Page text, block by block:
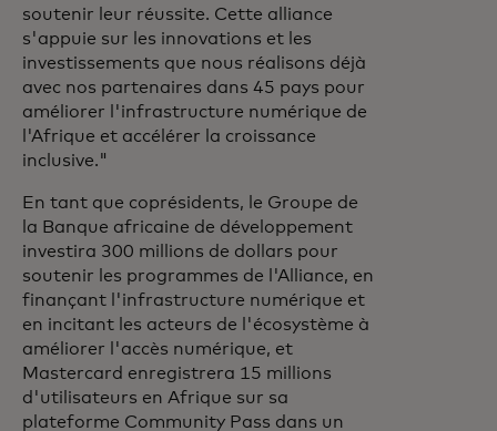
soutenir leur réussite. Cette alliance
s'appuie sur les innovations et les
investissements que nous réalisons déjà
avec nos partenaires dans 45 pays pour
améliorer l'infrastructure numérique de
l'Afrique et accélérer la croissance
inclusive."
En tant que coprésidents, le Groupe de
la Banque africaine de développement
investira 300 millions de dollars pour
soutenir les programmes de l'Alliance, en
finançant l'infrastructure numérique et
en incitant les acteurs de l'écosystème à
améliorer l'accès numérique, et
Mastercard enregistrera 15 millions
d'utilisateurs en Afrique sur sa
plateforme Community Pass dans un